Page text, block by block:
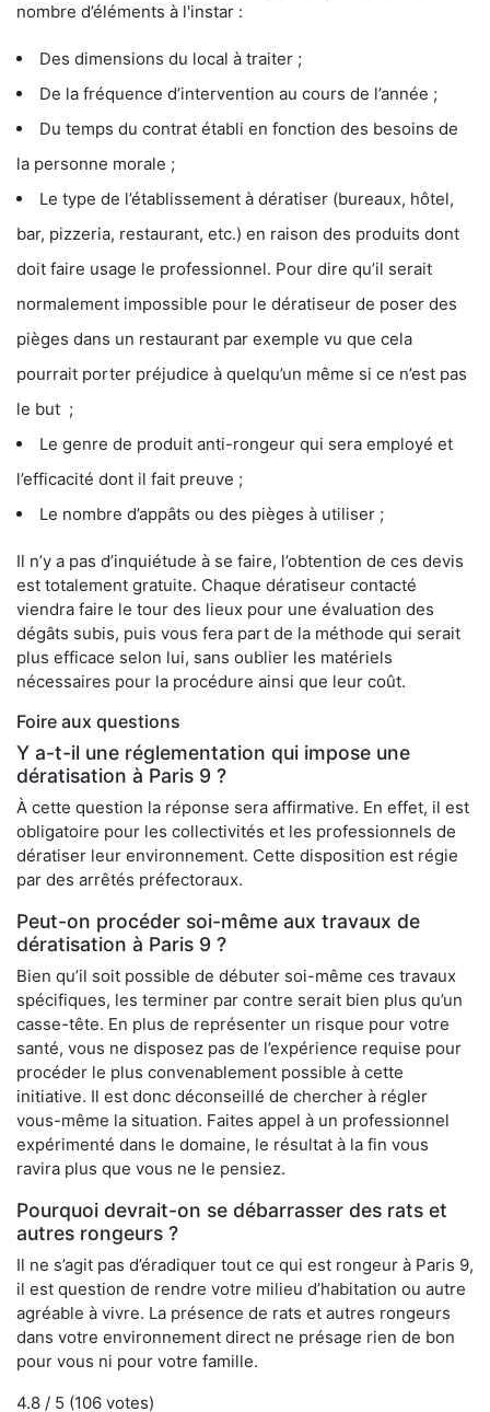
nombre d’éléments à l'instar :
Des dimensions du local à traiter ;
De la fréquence d’intervention au cours de l’année ;
Du temps du contrat établi en fonction des besoins de
la personne morale ;
Le type de l’établissement à dératiser (bureaux, hôtel,
bar, pizzeria, restaurant, etc.) en raison des produits dont
doit faire usage le professionnel. Pour dire qu’il serait
normalement impossible pour le dératiseur de poser des
pièges dans un restaurant par exemple vu que cela
pourrait porter préjudice à quelqu’un même si ce n’est pas
le but ;
Le genre de produit anti-rongeur qui sera employé et
l’efficacité dont il fait preuve ;
Le nombre d’appâts ou des pièges à utiliser ;
Il n’y a pas d’inquiétude à se faire, l’obtention de ces devis
est totalement gratuite. Chaque dératiseur contacté
viendra faire le tour des lieux pour une évaluation des
dégâts subis, puis vous fera part de la méthode qui serait
plus efficace selon lui, sans oublier les matériels
nécessaires pour la procédure ainsi que leur coût.
Foire aux questions
Y a-t-il une réglementation qui impose une
dératisation à Paris 9 ?
À cette question la réponse sera affirmative. En effet, il est
obligatoire pour les collectivités et les professionnels de
dératiser leur environnement. Cette disposition est régie
par des arrêtés préfectoraux.
Peut-on procéder soi-même aux travaux de
dératisation à Paris 9 ?
Bien qu’il soit possible de débuter soi-même ces travaux
spécifiques, les terminer par contre serait bien plus qu’un
casse-tête. En plus de représenter un risque pour votre
santé, vous ne disposez pas de l’expérience requise pour
procéder le plus convenablement possible à cette
initiative. Il est donc déconseillé de chercher à régler
vous-même la situation. Faites appel à un professionnel
expérimenté dans le domaine, le résultat à la fin vous
ravira plus que vous ne le pensiez.
Pourquoi devrait-on se débarrasser des rats et
autres rongeurs ?
Il ne s’agit pas d’éradiquer tout ce qui est rongeur à Paris 9,
il est question de rendre votre milieu d’habitation ou autre
agréable à vivre. La présence de rats et autres rongeurs
dans votre environnement direct ne présage rien de bon
pour vous ni pour votre famille.
4.8 / 5 (106 votes)